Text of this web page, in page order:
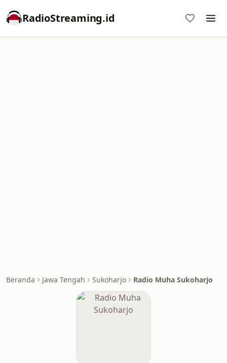
RadioStreaming.id
Beranda Jawa Tengah Sukoharjo Radio Muha Sukoharjo